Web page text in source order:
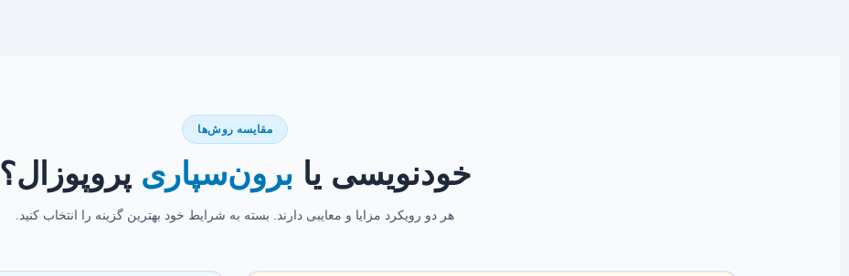
مقایسه روش‌ها
خودنویسی یا برون‌سپاری پروپوزال؟
هر دو رویکرد مزایا و معایبی دارند. بسته به شرایط خود بهترین گزینه را انتخاب کنید.